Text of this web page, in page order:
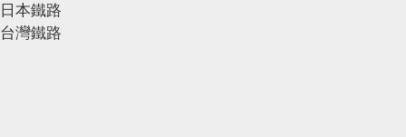
日本鐵路
台灣鐵路